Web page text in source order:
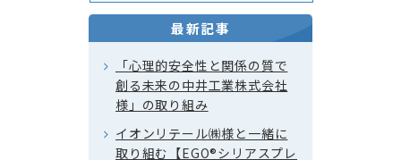
最新記事
「心理的安全性と関係の質で
創る未来の中井工業株式会社
様」の取り組み
イオンリテール㈱様と一緒に
取り組む【EGO®シリアスプレ